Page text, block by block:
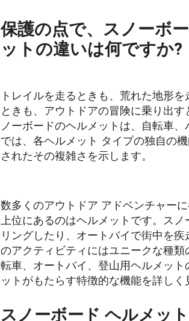
保護の点で、スノーボ
ットの違いは何ですか?
トレイルを走るときも、荒れた地形
ときも、アウトドアの冒険に乗り出
ノーボードのヘルメットは、自転車
では、各ヘルメット タイプの独自の
されたその複雑さを示します。
数多くのアウトドア アドベンチャー
上位にあるのはヘルメットです。ス
リングしたり、オートバイで街中を
のアクティビティにはユニークな種
転車、オートバイ、登山用ヘルメッ
ットがもたらす特徴的な機能を詳しく
スノーボード ヘルメッ